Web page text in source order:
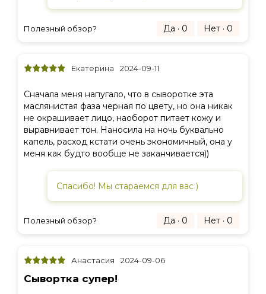
Полезный обзор? Да · 0 Нет · 0
Екатерина 2024-09-11
Сначала меня напугало, что в сыворотке эта
маслянистая фаза черная по цвету, но она никак
не окрашивает лицо, наоборот питает кожу и
выравнивает тон. Наносила на ночь буквально
капель, расход кстати очень экономичный, она у
меня как будто вообще не заканчивается))
Спасибо! Мы стараемся для вас )
Полезный обзор? Да · 0 Нет · 0
Анастасия 2024-09-06
Сывортка супер!